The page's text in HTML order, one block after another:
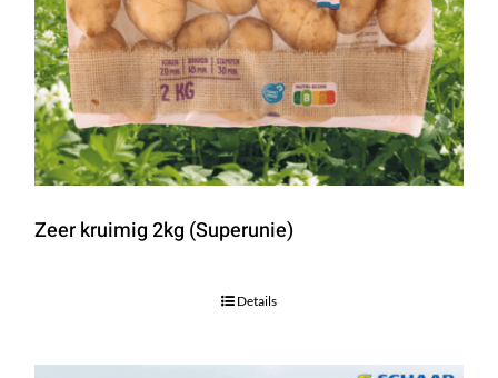
Zeer kruimig 2kg (Superunie)
Details